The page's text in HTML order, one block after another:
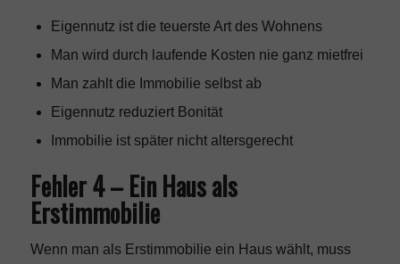
Eigennutz ist die teuerste Art des Wohnens
Man wird durch laufende Kosten nie ganz mietfrei
Man zahlt die Immobilie selbst ab
Eigennutz reduziert Bonität
Immobilie ist später nicht altersgerecht
Fehler 4 – Ein Haus als
Erstimmobilie
Wenn man als Erstimmobilie ein Haus wählt, muss